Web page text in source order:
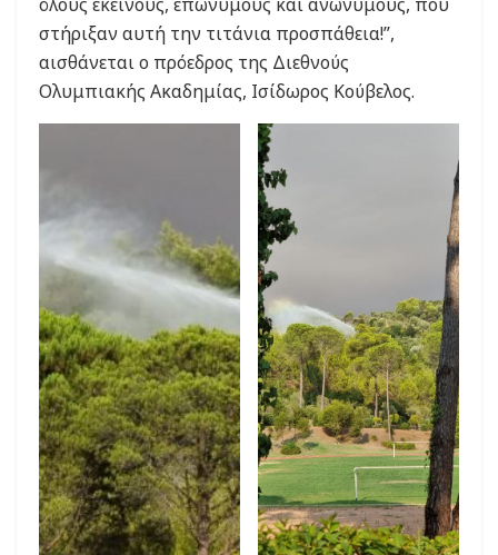
στήριξαν αυτή την τιτάνια προσπάθεια!”,
αισθάνεται ο πρόεδρος της Διεθνούς
Ολυμπιακής Ακαδημίας, Ισίδωρος Κούβελος.